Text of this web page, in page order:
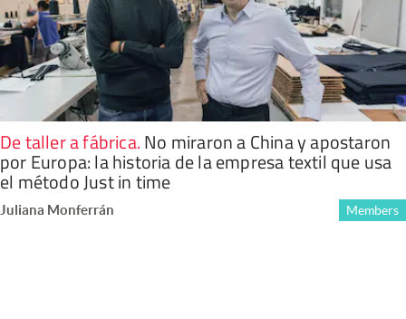
De taller a fábrica.No miraron a China y apostaron
por Europa: la historia de la empresa textil que usa
el método Just in time
Juliana Monferrán Members